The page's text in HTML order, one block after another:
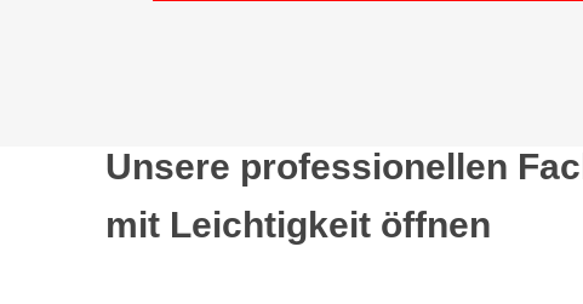
Unsere professionellen
mit Leichtigkeit öffnen